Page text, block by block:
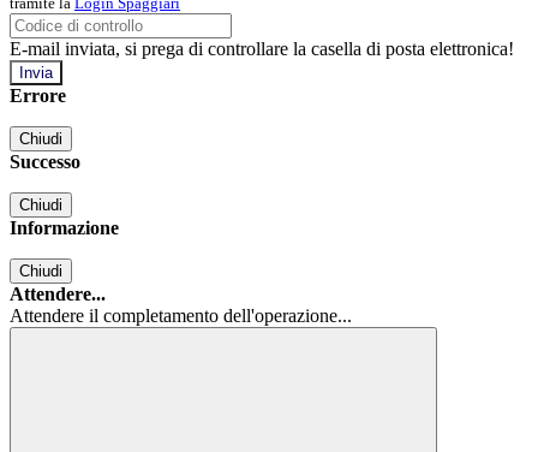
E-mail inviata, si prega di controllare la casella di posta elettronica!
Errore
Chiudi
Successo
Chiudi
Informazione
Chiudi
Attendere...
Attendere il completamento dell'operazione...